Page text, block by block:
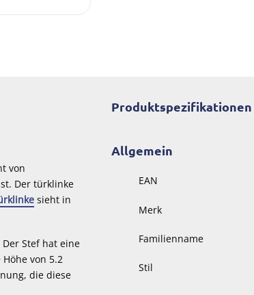
von
Der türklinke
sieht in
Stef hat eine
von 5.2
die diese
Produktspezifikationen
Allgemein
EAN
Merk
Familienname
Stil